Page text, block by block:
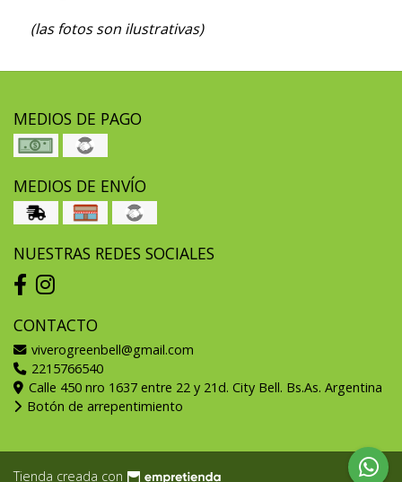
(las fotos son ilustrativas)
MEDIOS DE PAGO
MEDIOS DE ENVÍO
NUESTRAS REDES SOCIALES
CONTACTO
viverogreenbell@gmail.com
2215766540
Calle 450 nro 1637 entre 22 y 21d. City Bell. Bs.As. Argentina
Botón de arrepentimiento
Tienda creada con